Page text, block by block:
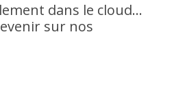
dans le cloud…
sur nos